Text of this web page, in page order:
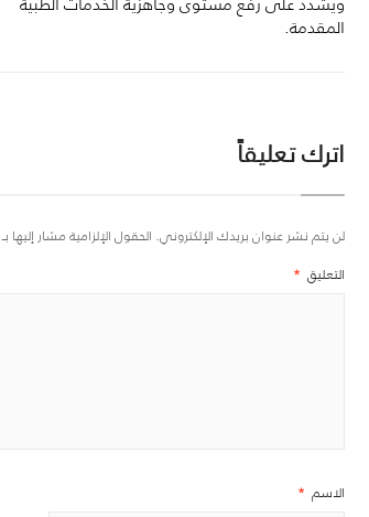
المقدمة.
اترك تعليقاً
لن يتم نشر عنوان بريدك الإلكتروني. الحقول الإلزامية مشار إليها بـ
التعليق *
الاسم *